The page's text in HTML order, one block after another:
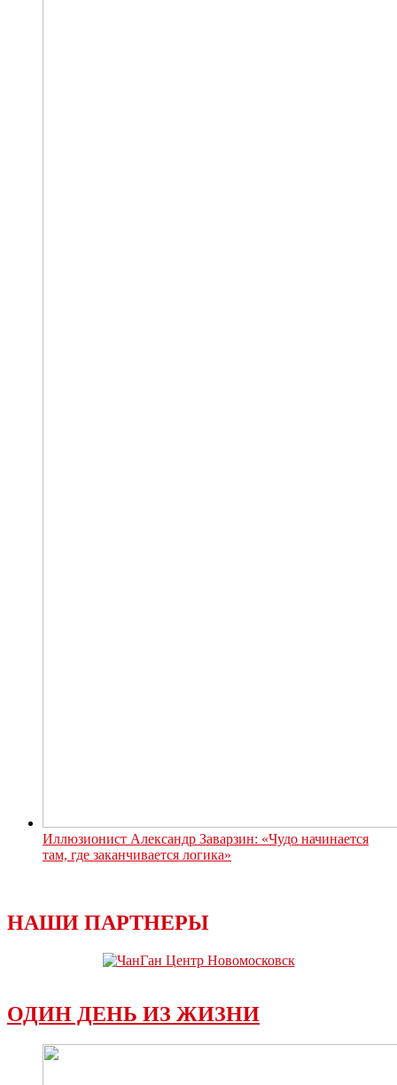
Иллюзионист Александр Заварзин: «Чудо начинается
там, где заканчивается логика»
НАШИ ПАРТНЕРЫ
ОДИН ДЕНЬ ИЗ ЖИЗНИ